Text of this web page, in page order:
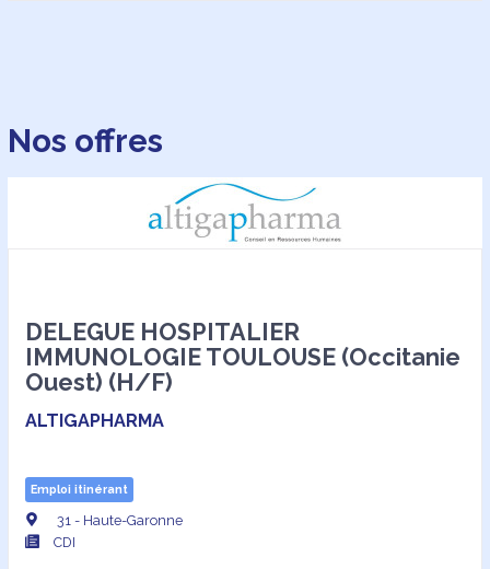
Nos offres
DELEGUE HOSPITALIER
IMMUNOLOGIE TOULOUSE (Occitanie
Ouest) (H/F)
ALTIGAPHARMA
Emploi itinérant
31 - Haute-Garonne
CDI